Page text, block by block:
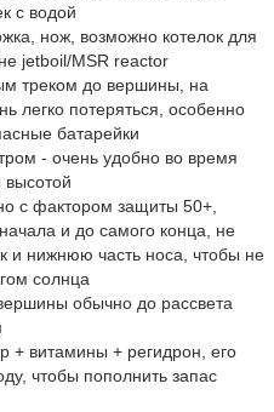
с водой
нож, возможно котелок для
jetboil/MSR reactor
треком до вершины, на
легко потеряться, особенно
батарейки
- очень удобно во время
высотой
с фактором защиты 50+,
и до самого конца, не
и нижнюю часть носа, чтобы не
солнца
обычно до рассвета
+ витамины + регидрон, его
чтобы пополнить запас